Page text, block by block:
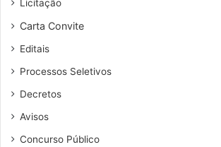
n
r
o
Licitação
Carta Convite
Editais
Processos Seletivos
Decretos
Avisos
Concurso Público